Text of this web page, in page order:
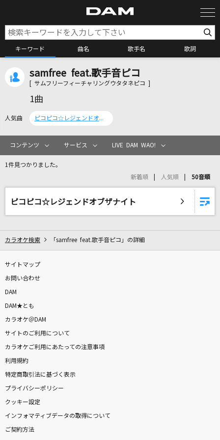
キーワード 曲名 歌手名 歌詞
カラオケ検索
カラオケリクエスト
リアルタイムで歌われている曲の一覧
今井美樹
RUN
[生音]紫煙
神野美伽
[生音]あなたを・もっと・知りたくて
薬師丸ひろ子
samfree feat.歌手音ピコ
[ サムフリーフィーチャリングウタタネピコ ]
1曲
人気曲 ピコピコ☆レジェンドオブザナイト
コンテンツ サービス LIVE DAM WAO!
1件見つかりました。
新着順 人気順 50音順
ピコピコ☆レジェンドオブザナイト
カラオケ検索 「samfree feat.歌手音ピコ」の詳細
サイトマップ
お問い合わせ
DAM
DAM★とも
カラオケ＠DAM
サイトのご利用について
カラオケご利用にあたっての注意事項
利用規約
特定商取引法に基づく表示
プライバシーポリシー
クッキー設定
インフォマティブデータの取得について
ご契約方法